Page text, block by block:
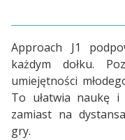
Approach J1
każdym dołku.
umiejętności
To ułatwia naukę
zamiast na
gry.